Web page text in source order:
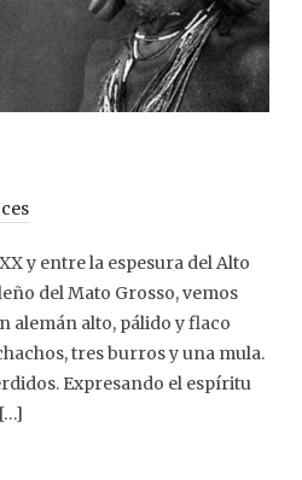
y entre la espesura del Alto
del Mato Grosso, vemos
alemán alto, pálido y flaco
tres burros y una mula.
Expresando el espíritu